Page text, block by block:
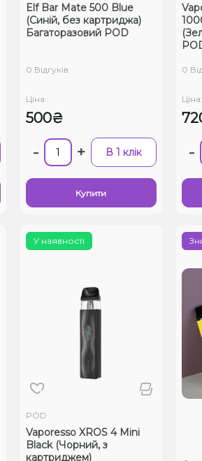
Elf Bar Mate 500 Blue
(Синій, без картриджа)
Багаторазовий POD
0 Відгуків
Ціна:
500₴
- + В 1 клік
Купити
0
Ціна:
-
У наявності
POD
Vaporesso XROS 4 Mini
Black (Чорний, з
картриджем)